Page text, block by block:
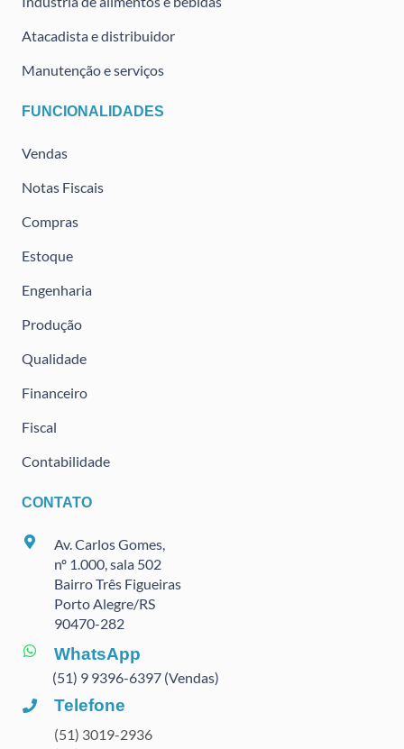
Atacadista e distribuidor
Manutenção e serviços
FUNCIONALIDADES
Vendas
Notas Fiscais
Compras
Estoque
Engenharia
Produção
Qualidade
Financeiro
Fiscal
Contabilidade
CONTATO
Av. Carlos Gomes,
nº 1.000, sala 502
Bairro Três Figueiras
Porto Alegre/RS
90470-282
WhatsApp
(51) 9 9396-6397 (Vendas)
Telefone
(51) 3019-2936